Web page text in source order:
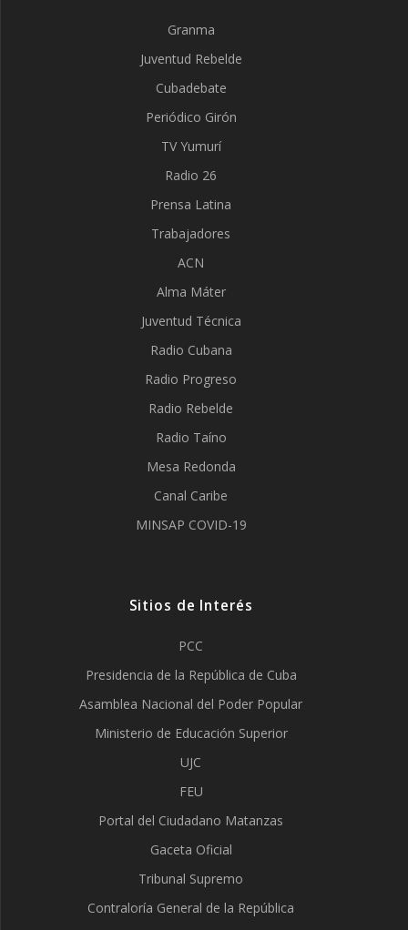
Granma
Juventud Rebelde
Cubadebate
Periódico Girón
TV Yumurí
Radio 26
Prensa Latina
Trabajadores
ACN
Alma Máter
Juventud Técnica
Radio Cubana
Radio Progreso
Radio Rebelde
Radio Taíno
Mesa Redonda
Canal Caribe
MINSAP COVID-19
Sitios de Interés
PCC
Presidencia de la República de Cuba
Asamblea Nacional del Poder Popular
Ministerio de Educación Superior
UJC
FEU
Portal del Ciudadano Matanzas
Gaceta Oficial
Tribunal Supremo
Contraloría General de la República